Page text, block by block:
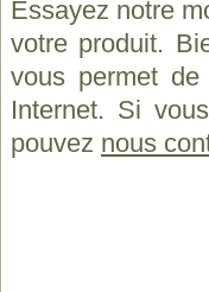
Essayez notre
votre produit.
vous permet
Internet. Si
pouvez nous